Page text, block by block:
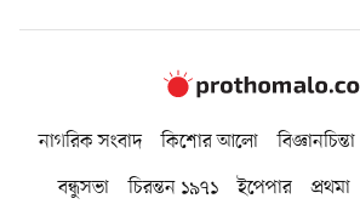
নাগরিক সংবাদ কিশোর আলো বিজ্ঞানচিন্তা
বন্ধুসভা
চিরন্তন ১৯৭১ ইপেপার প্রথমা